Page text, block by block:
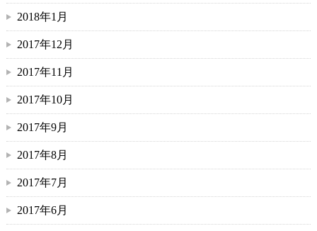
2018年1月
2017年12月
2017年11月
2017年10月
2017年9月
2017年8月
2017年7月
2017年6月